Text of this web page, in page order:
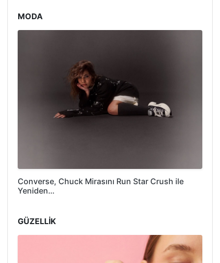
MODA
Converse, Chuck Mirasını Run Star Crush ile
Yeniden…
GÜZELLİK